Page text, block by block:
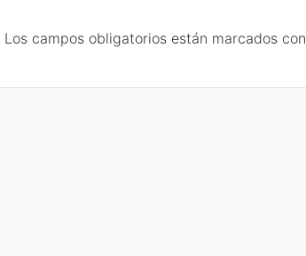
Los campos obligatorios están marcados con